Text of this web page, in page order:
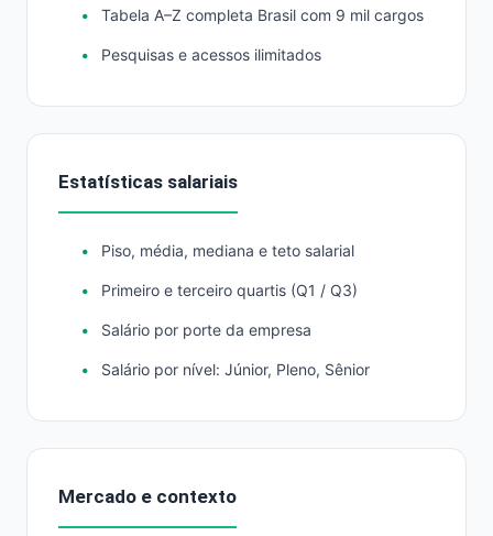
Tabela A–Z completa Brasil com 9 mil cargos
Pesquisas e acessos ilimitados
Estatísticas salariais
Piso, média, mediana e teto salarial
Primeiro e terceiro quartis (Q1 / Q3)
Salário por porte da empresa
Salário por nível: Júnior, Pleno, Sênior
Mercado e contexto